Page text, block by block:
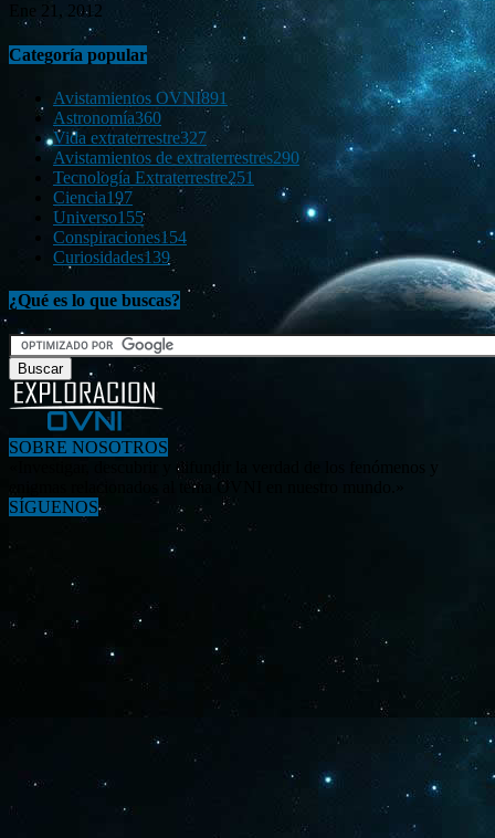
Ene 21, 2012
Categoría popular
Avistamientos OVNI891
Astronomía360
Vida extraterrestre327
Avistamientos de extraterrestres290
Tecnología Extraterrestre251
Ciencia197
Universo155
Conspiraciones154
Curiosidades139
¿Qué es lo que buscas?
SOBRE NOSOTROS
«Investigar, descubrir y difundir la verdad de los fenómenos y
enigmas relacionados al tema OVNI en nuestro mundo.»
SÍGUENOS